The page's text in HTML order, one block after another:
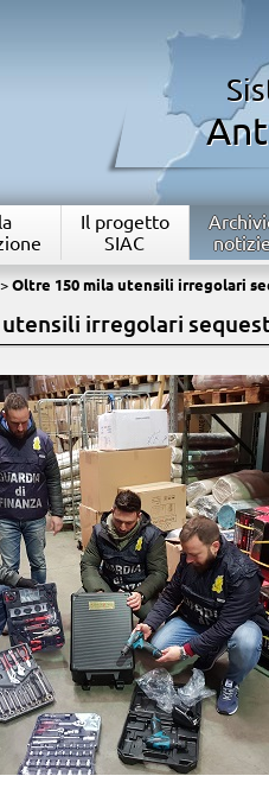
Il progetto
SIAC
Oltre 150 mila utensili irregolari
irregolari